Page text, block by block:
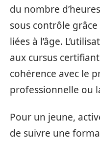
du nombre
sous contrôle
liées à l’âge.
aux cursus
cohérence avec le
professionnelle ou
Pour un jeune,
de suivre une